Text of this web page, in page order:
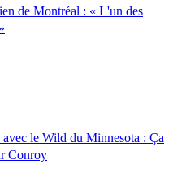
de Montréal : « L'un des
le Wild du Minnesota : Ça
Conroy